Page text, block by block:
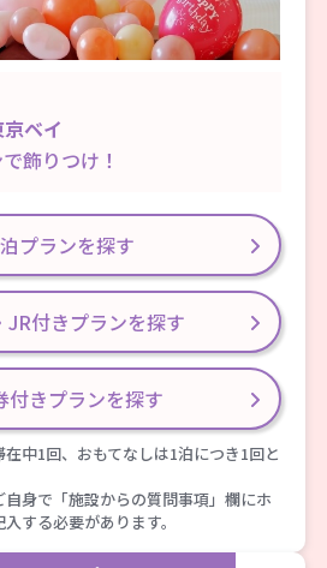
ホテルドリーム
物を預け入れで
ままパークへG
ベイ
飾りつけ！
プランを探す
JR付きプランを探す
付きプランを探す
中1回、おもてなしは1泊につき1回と
身で「施設からの質問事項」欄にホ
する必要があります。